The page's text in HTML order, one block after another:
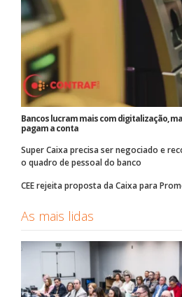
Bancos lucram mais com digitalização,
pagam a conta
Super Caixa precisa ser negociado e
o quadro de pessoal do banco
CEE rejeita proposta da Caixa para
As mais lidas